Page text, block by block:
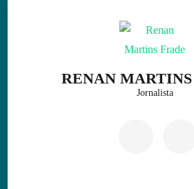
RENAN
Jornalista